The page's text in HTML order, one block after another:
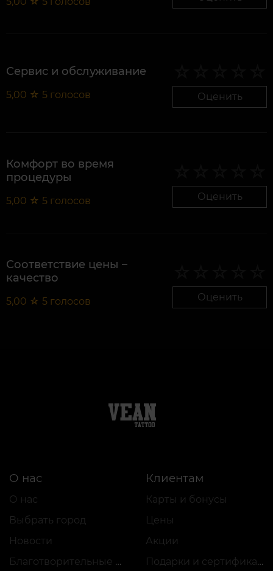
Сервис и обслуживание
5,00 ☆ 5 голосов Оценить
Комфорт во время
процедуры
5,00 ☆ 5 голосов Оценить
Соответствие цены –
качество
5,00 ☆ 5 голосов Оценить
О нас
О нас
Выбрать город
Новости
Благотворительные проекты
Клиентам
Карты и бонусы
Цены
Акции
Подарки и сертификаты